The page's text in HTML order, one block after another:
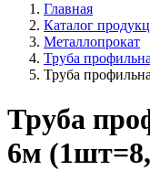
Главная
Каталог
Металлопрокат
Труба
Труба
Труба
6м